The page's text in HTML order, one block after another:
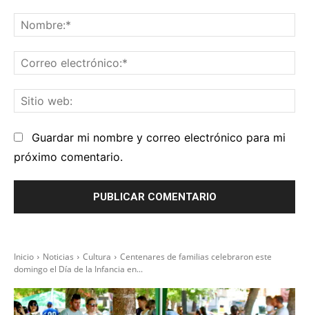
Guardar mi nombre y correo electrónico para mi
próximo comentario.